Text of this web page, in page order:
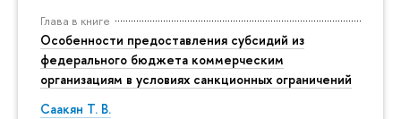
Глава в книге
Особенности предоставления субсидий из
федерального бюджета коммерческим
организациям в условиях санкционных ограничений
Саакян Т. В.